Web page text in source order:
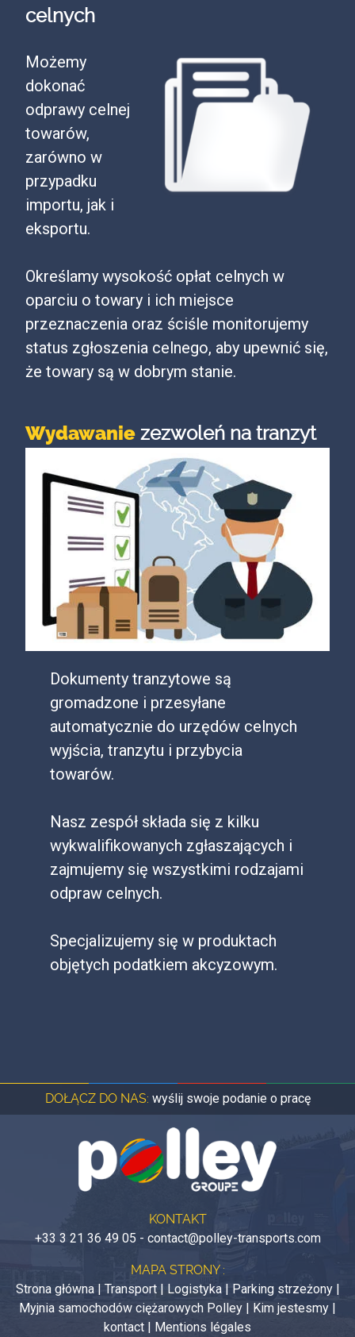
celnych
Możemy
dokonać
odprawy celnej
towarów,
zarówno w
przypadku
importu, jak i
eksportu.
Określamy wysokość opłat celnych w
oparciu o towary i ich miejsce
przeznaczenia oraz ściśle monitorujemy
status zgłoszenia celnego, aby upewnić się,
że towary są w dobrym stanie.
Wydawanie zezwoleń na tranzyt
Dokumenty tranzytowe są
gromadzone i przesyłane
automatycznie do urzędów celnych
wyjścia, tranzytu i przybycia
towarów.
Nasz zespół składa się z kilku
wykwalifikowanych zgłaszających i
zajmujemy się wszystkimi rodzajami
odpraw celnych.
Specjalizujemy się w produktach
objętych podatkiem akcyzowym.
DOŁĄCZ DO NAS: wyślij swoje podanie o pracę
KONTAKT
+33 3 21 36 49 05 - contact@polley-transports.com
MAPA STRONY :
Strona główna| Transport| Logistyka| Parking strzeżony|
Myjnia samochodów ciężarowych Polley | Kim jestesmy |
kontact | Mentions légales